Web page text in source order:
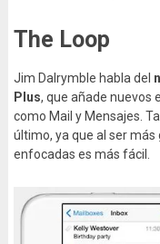
The Loop
Jim Dalrymble habla del
Plus, que añade nuevos
como Mail y Mensajes.
último, ya que al ser
enfocadas es más fácil.